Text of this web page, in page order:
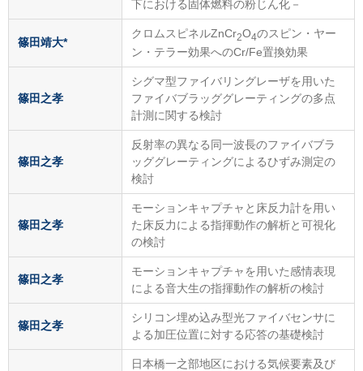
下における固体燃料の粉じん化－
篠田靖大*
クロムスピネルZnCr2O4のスピン・ヤー
ン・テラー効果へのCr/Fe置換効果
篠田之孝
シグマ型ファイバリングレーザを用いた
ファイバブラッググレーティングの多点
計測に関する検討
篠田之孝
反射率の異なる同一波長のファイバブラ
ッググレーティングによるひずみ測定の
検討
篠田之孝
モーションキャプチャと床反力計を用い
た床反力による指揮動作の解析と可視化
の検討
篠田之孝
モーションキャプチャを用いた感情表現
による音大生の指揮動作の解析の検討
篠田之孝
シリコン埋め込み型光ファイバセンサに
よる加圧位置に対する応答の基礎検討
日本橋一之部地区における気候要素及び